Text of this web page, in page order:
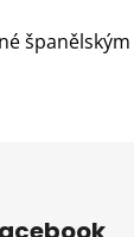
španělským